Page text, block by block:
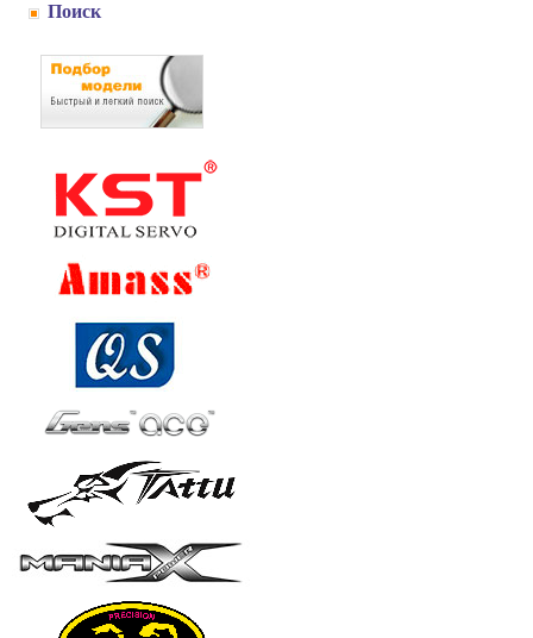
Поиск